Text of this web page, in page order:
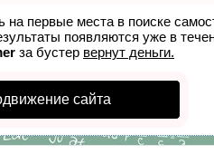
на первые места в поиске
появляются уже в
за бустер вернут деньги.
сайта